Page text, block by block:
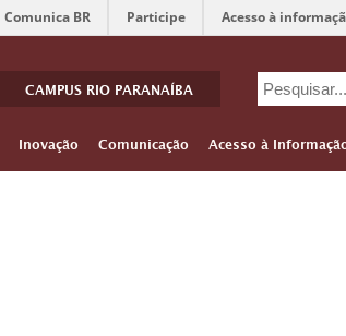
Comunica BR Participe Acesso à
CAMPUS RIO PARANAÍBA
Inovação Comunicação Acesso à